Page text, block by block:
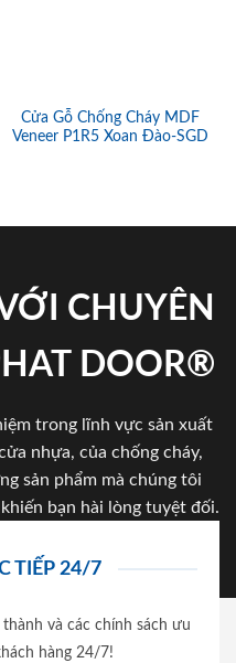
Cửa Gỗ Chống Cháy MDF
Veneer P1R5 Xoan Đào-SGD
CHUYÊN
DOOR®
trong lĩnh vực sản xuất
nhựa, của chống cháy,
sản phẩm mà chúng tôi
bạn hài lòng tuyệt đối.
TIẾP 24/7
và các chính sách ưu
hàng 24/7!